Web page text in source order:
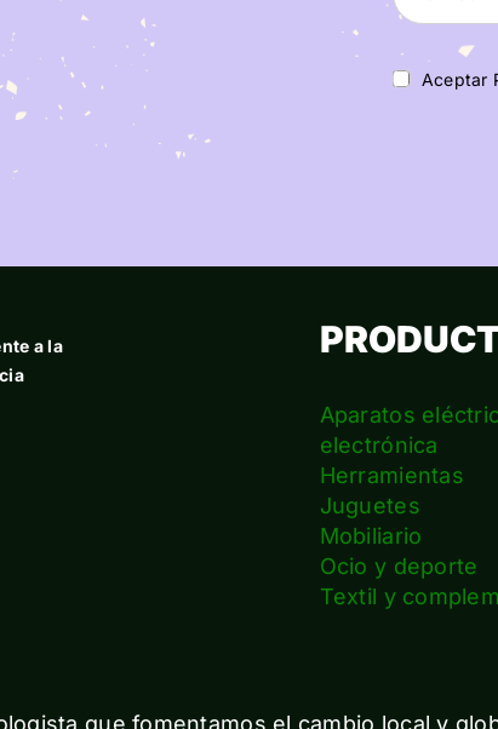
Aceptar
a la
Aparatos
electrónica
Herramientas
Juguetes
Mobiliario
Ocio y deporte
Textil y
que fomentamos el cambio local y